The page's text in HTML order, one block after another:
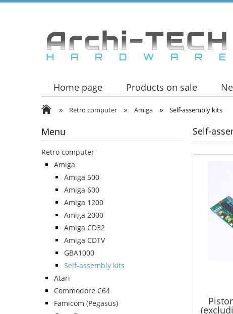
Home page Products on sale
» Retro computer » Amiga » Self-assembly kits
Menu
Retro computer
Amiga
Amiga 500
Amiga 600
Amiga 1200
Amiga 2000
Amiga CD32
Amiga CDTV
GBA1000
Self-assembly kits
Atari
Commodore C64
Famicom (Pegasus)
Self-